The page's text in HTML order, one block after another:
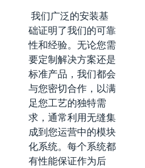
我们广泛的安装基
础证明了我们的可靠
性和经验。无论您需
要定制解决方案还是
标准产品，我们都会
与您密切合作，以满
足您工艺的独特需
求，通常利用无缝集
成到您运营中的模块
化系统。每个系统都
有性能保证作为后